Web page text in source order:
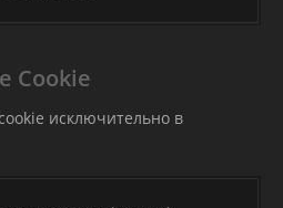
Cookie
исключительно в